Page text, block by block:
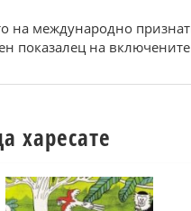
на международно
показалец на
харесате